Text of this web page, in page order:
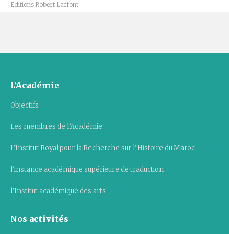
Editions Robert Laffont
L’Académie
Objectifs
Les membres de l’Académie
L’Institut Royal pour la Recherche sur l’Histoire du Maroc
l’instance académique supérieure de traduction
l’Institut académique des arts
Nos activités